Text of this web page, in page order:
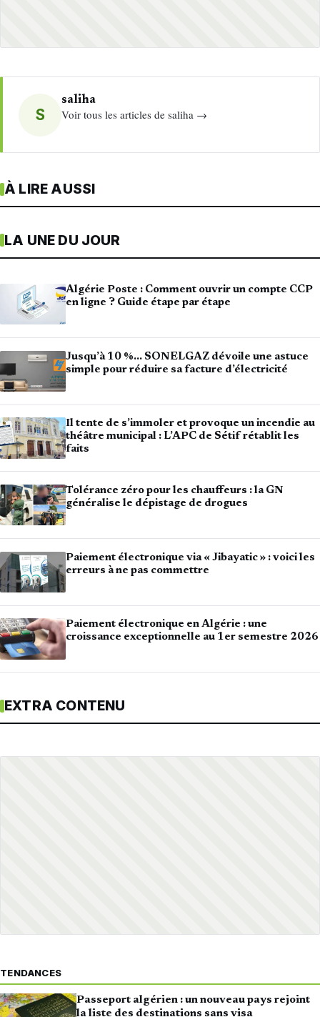
S
saliha
Voir tous les articles de saliha →
À LIRE AUSSI
LA UNE DU JOUR
Algérie Poste : Comment ouvrir un compte CCP
en ligne ? Guide étape par étape
Jusqu’à 10 %… SONELGAZ dévoile une astuce
simple pour réduire sa facture d’électricité
Il tente de s’immoler et provoque un incendie au
théâtre municipal : L’APC de Sétif rétablit les
faits
Tolérance zéro pour les chauffeurs : la GN
généralise le dépistage de drogues
Paiement électronique via « Jibayatic » : voici les
erreurs à ne pas commettre
Paiement électronique en Algérie : une
croissance exceptionnelle au 1er semestre 2026
EXTRA CONTENU
TENDANCES
Passeport algérien : un nouveau pays rejoint
la liste des destinations sans visa